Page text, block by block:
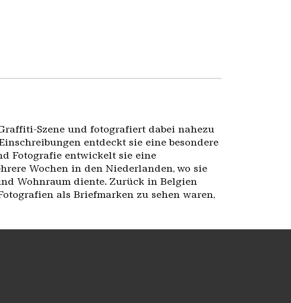
Szene und fotografiert dabei nahezu
entdeckt sie eine besondere
Fotografie entwickelt sie eine
Wochen in den Niederlanden, wo sie
Wohnraum diente. Zurück in Belgien
als Briefmarken zu sehen waren,